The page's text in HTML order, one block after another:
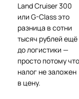
Land Cruiser 300
или G-Class это
разница в сотни
тысяч рублей ещё
до логистики —
просто потому что
налог не заложен
в цену.